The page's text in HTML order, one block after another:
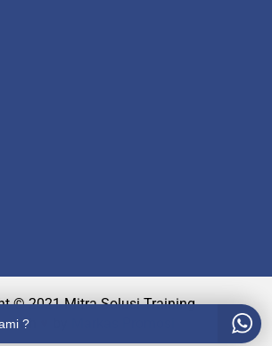
© 2021 Mitra Solusi Training
with
?